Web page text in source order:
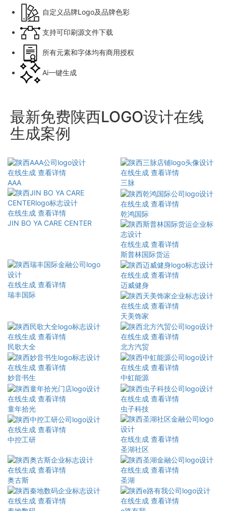
自定义品牌Logo及品牌色彩
支持可印刷源文件下载
所有元素和字体均有商用授权
Ai一键生成
最新免费陕西LOGO设计在线
生成案例
在线生成 查看详情
AAA
在线生成 查看详情
三脉
在线生成 查看详情
JIN BO YA CARE CENTER
在线生成 查看详情
乾鸿国际
在线生成 查看详情
斯普林国际货运
在线生成 查看详情
瑞丰国际
在线生成 查看详情
迈威健身
在线生成 查看详情
天美饰家
在线生成 查看详情
民歌大全
在线生成 查看详情
北方汽贸
在线生成 查看详情
妙音书生
在线生成 查看详情
中虹能源
在线生成 查看详情
童年拾光
在线生成 查看详情
虫子科技
在线生成 查看详情
中控工研
在线生成 查看详情
圣湖社区
在线生成 查看详情
奥古斯
在线生成 查看详情
圣湖
在线生成 查看详情
在线生成 查看详情